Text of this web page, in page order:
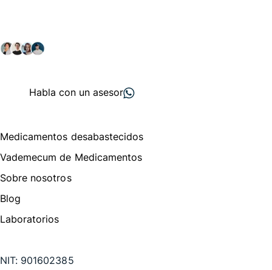
Habla con un asesor
Medicamentos desabastecidos
Vademecum de Medicamentos
Sobre nosotros
Blog
Laboratorios
NIT: 901602385